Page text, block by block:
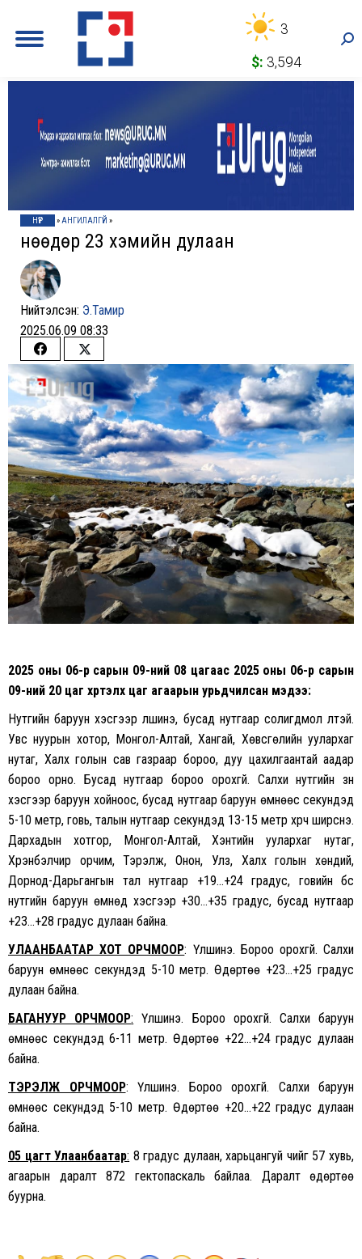
3
$: 3,594
НҮҮР » АНГИЛАЛГҮЙ »
Өнөөдөр 23 хэмийн дулаан
Нийтэлсэн: Э.Тамир
2025.06.09 08:33
Share
on
Facebook
Share
on
Twitter
2025 оны 06-р сарын 09-ний 08 цагаас 2025 оны 06-р сарын
09-ний 20 цаг хүртэлх цаг агаарын урьдчилсан мэдээ:
Нутгийн баруун хэсгээр үүлшинэ, бусад нутгаар солигдмол үүлтэй.
Увс нуурын хотор, Монгол-Алтай, Хангай, Хөвсгөлийн уулархаг
нутаг, Халх голын сав газраар бороо, дуу цахилгаантай аадар
бороо орно. Бусад нутгаар бороо орохгүй. Салхи нутгийн зүүн
хэсгээр баруун хойноос, бусад нутгаар баруун өмнөөс секундэд
5-10 метр, говь, талын нутгаар секундэд 13-15 метр хүрч ширүүснэ.
Дархадын хотгор, Монгол-Алтай, Хэнтийн уулархаг нутаг,
Хүрэнбэлчир орчим, Тэрэлж, Онон, Улз, Халх голын хөндий,
Дорнод-Дарьгангын тал нутгаар +19…+24 градус, говийн бүс
нутгийн баруун өмнөд хэсгээр +30…+35 градус, бусад нутгаар
+23…+28 градус дулаан байна.
УЛААНБААТАР ХОТ ОРЧМООР: Үүлшинэ. Бороо орохгүй. Салхи
баруун өмнөөс секундэд 5-10 метр. Өдөртөө +23…+25 градус
дулаан байна.
БАГАНУУР ОРЧМООР: Үүлшинэ. Бороо орохгүй. Салхи баруун
өмнөөс секундэд 6-11 метр. Өдөртөө +22…+24 градус дулаан
байна.
ТЭРЭЛЖ ОРЧМООР: Үүлшинэ. Бороо орохгүй. Салхи баруун
өмнөөс секундэд 5-10 метр. Өдөртөө +20…+22 градус дулаан
байна.
05 цагт Улаанбаатар: 8 градус дулаан, харьцангуй чийг 57 хувь,
агаарын даралт 872 гектопаскаль байлаа. Даралт өдөртөө
буурна.